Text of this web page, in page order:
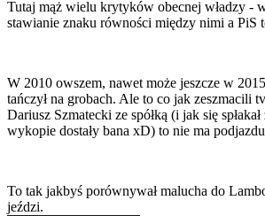
Tutaj mąż wielu krytyków obecnej władzy -
stawianie znaku równości między nimi a PiS
W 2010 owszem, nawet może jeszcze w
tańczył na grobach. Ale to co jak zeszmacili
Dariusz Szmatecki ze spółką (i jak się
wykopie dostały bana xD) to nie ma
To tak jakbyś porównywał malucha do
jeździ.